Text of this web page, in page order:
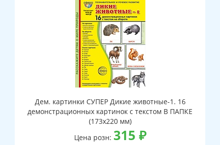
Дем. картинки СУПЕР Дикие животные-1. 16
демонстрационных картинок с текстом В ПАПКЕ
(173х220 мм)
Цена розн: 315 ₽